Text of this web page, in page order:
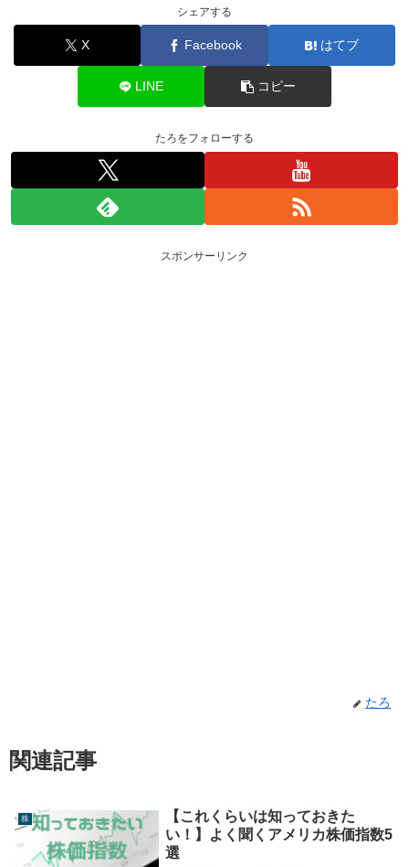
シェアする
X Facebook はてブ
LINE コピー
たろをフォローする
スポンサーリンク
たろ
関連記事
株
【これくらいは知っておきた
い！】よく聞くアメリカ株価指数5
選